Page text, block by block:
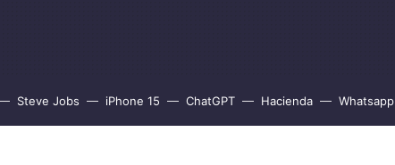
Steve Jobs iPhone 15 ChatGPT Hacienda Whatsapp